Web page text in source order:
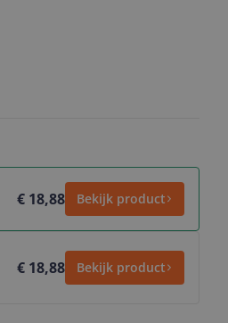
€ 18,88 Bekijk product
€ 18,88 Bekijk product